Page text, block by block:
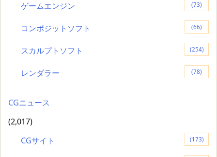
ゲームエンジン (73)
コンポジットソフト (66)
スカルプトソフト (254)
レンダラー (78)
CGニュース
(2,017)
CGサイト
(173)